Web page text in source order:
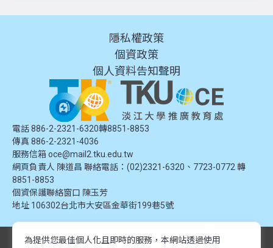
隱私權政策
個資政策
個人資料告知聲明
電話 886-2-2321-6320轉8851-8853
傳真 886-2-2321-4036
服務信箱 oce@mail2.tku.edu.tw
網頁負責人 陳道昌 聯絡電話：(02)2321-6320、7723-0772 轉
8851-8853
個資保護聯絡窗口 陳玉芳
地址 106302台北市大安區金華街199巷5號
© 2024 淡江大學推廣教育處. 版權所有。本網站內容由淡江大學推廣教育處
為提供您最佳個人化且即時的服務，本網站透過使用